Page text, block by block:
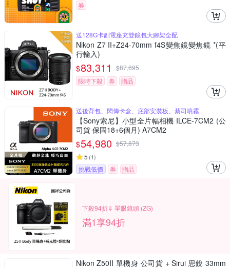
券
送128G卡副電座充雙鏡包大腳架全配
Nikon Z7 II+Z24-70mm f4S變焦鏡變焦鏡 *(平
行輸入)
$83,311 $87,695
限時下殺
券 贈品
送後背包、閃傳卡盒、底部安裝板、蔡司噴霧
【Sony索尼】小型全片幅相機 ILCE-7CM2 (公
司貨 保固18+6個月) A7CM2
$54,980 $57,873
5 (1)
挑戰低價 券 贈品
下殺94折⇓ 單眼鏡頭 (ZG)
滿1享94折
Nikon Z50II 單機身 公司貨 + Sirui 思銳 33mm